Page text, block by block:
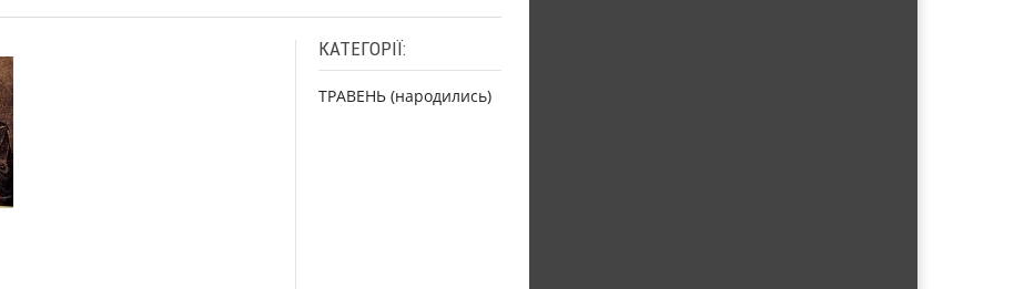
КАТЕГОРІЇ:
ТРАВЕНЬ (народились)